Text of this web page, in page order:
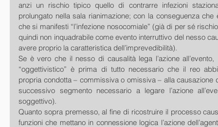
anzi un rischio tipico quello di contrarre infezioni
prolungato nella sala rianimazione; con la conseguenza che
che si manifesti “l’infezione nosocomiale” (già di per sé
quindi non inquadrabile come evento interruttivo del nesso
avere proprio la caratteristica dell’imprevedibilità).
Se è vero che il nesso di causalità lega l’azione
“oggettivistico” è prima di tutto necessario che il reo
propria condotta – commissiva o omissiva – alla causazione
successivo segmento necessario a legare l’azione
soggettivo).
Quanto sopra premesso, al fine di ricostruire il processo
funzioni che mettano in connessione logica l’azione